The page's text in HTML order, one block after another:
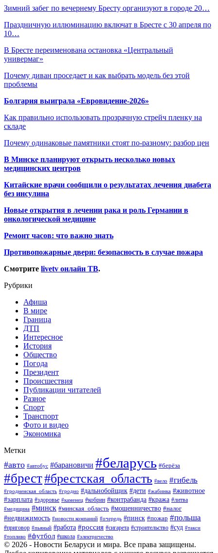
Зимний забег по вечернему Бресту организуют в городе 20…
Праздничную иллюминацию включат в Бресте с 30 апреля по
10…
В Бресте переименована остановка «Центральный
универмаг»
Почему диван проседает и как выбрать модель без этой
проблемы
Болгария выиграла «Евровидение-2026»
Как правильно использовать прозрачную стрейч пленку на
складе
Почему одинаковые памятники стоят по-разному: разбор цен
В Минске планируют открыть несколько новых
медицинских центров
Китайские врачи сообщили о результатах лечения диабета
без инсулина
Новые открытия в лечении рака и роль Германии в
онкологической медицине
Ремонт часов: что важно знать
Противопожарные двери: безопасность в случае пожара
Смотрите livetv онлайн ТВ.
Рубрики
Афиша
В мире
Граница
ДТП
Интересное
История
Общество
Погода
Президент
Происшествия
Публикации читателей
Разное
Спорт
Транспорт
Фото и видео
Экономика
Метки
#авто #автобус #барановичи #беларусь #берёза
#брест#брестская_область #вело #гибель
#гродненская_область #гродно #дальнобойщик #дети #жабинка #животное
#зарплата #здоровье #каменец #кобрин #контрабанда #кража #литва
#медицина #минск #минская_область #мошенничество #налог
#недвижимость #новости компаний #очередь #пинск #пожар #польша
#приговор #пьяный #работа #россия #сигарета #строительство #суд #такси
#топливо #футбол #школа #электричество
© 2026 - Новости Беларуси и мира. Все права защищены.